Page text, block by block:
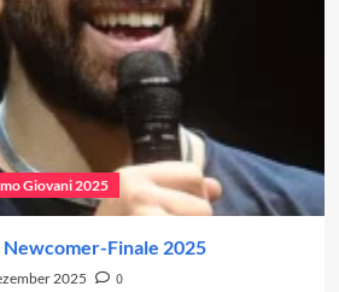
Giovani 2025
Newcomer-Finale 2025
2025
0